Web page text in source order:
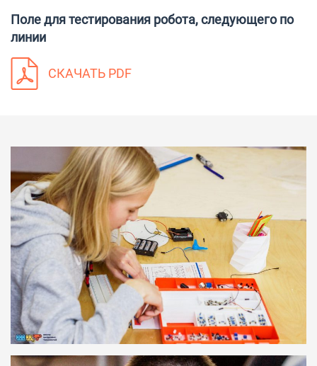
Поле для тестирования робота,следующего по
линии
СКАЧАТЬ PDF